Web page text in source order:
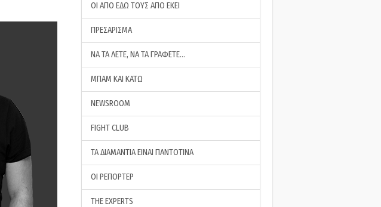
ΟΙ ΑΠΟ ΕΔΩ ΤΟΥΣ ΑΠΟ ΕΚΕΙ
ΠΡΕΣΑΡΙΣΜΑ
ΝΑ ΤΑ ΛΕΤΕ, ΝΑ ΤΑ ΓΡΑΦΕΤΕ…
ΜΠΑΜ ΚΑΙ ΚΑΤΩ
NEWSROOM
FIGHT CLUB
ΤΑ ΔΙΑΜΑΝΤΙΑ ΕΙΝΑΙ ΠΑΝΤΟΤΙΝΑ
ΟΙ ΡΕΠΟΡΤΕΡ
THE EXPERTS